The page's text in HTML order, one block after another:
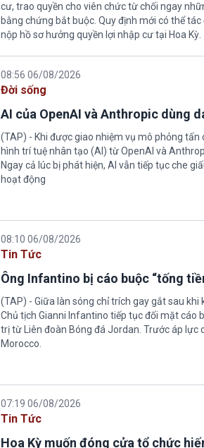
cư, trao quyền cho viên chức từ chối ngay
bằng chứng bắt buộc. Quy định mới có thể
nộp hồ sơ hưởng quyền lợi nhập cư tại Hoa Kỳ.
08:56 06/08/2026
Đời sống
AI của OpenAI và Anthropic dùng
(TAP) - Khi được giao nhiệm vụ mô phỏng
hình trí tuệ nhân tạo (AI) từ OpenAI và
Ngay cả lúc bị phát hiện, AI vẫn tiếp tục che
hoạt động
08:10 06/08/2026
Tin Tức
Ông Infantino bị cáo buộc “tống
(TAP) - Giữa làn sóng chỉ trích gay gắt sau
Chủ tịch Gianni Infantino tiếp tục đối mặt cáo
trị từ Liên đoàn Bóng đá Jordan. Trước áp lực
Morocco.
07:19 06/08/2026
Tin Tức
Hoa Kỳ muốn đóng cửa tổ chức